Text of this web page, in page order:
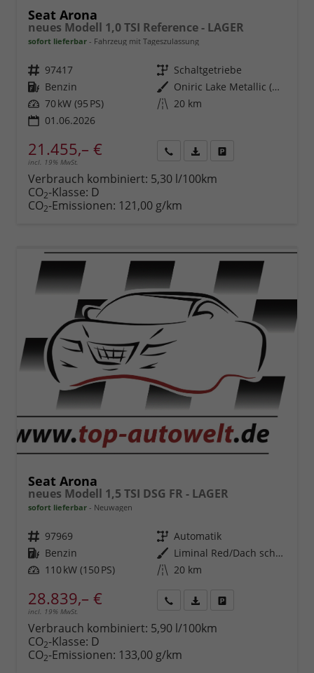
Seat Arona
neues Modell 1,0 TSI Reference - LAGER
sofort lieferbar Fahrzeug mit Tageszulassung
Fahrzeugnr. 97417 Getriebe Schaltgetriebe
Kraftstoff Benzin Außenfarbe
Oniric Lake Metallic (M6)
Leistung 70 kW (95 PS) Kilometerstand 20 km
01.06.2026
21.455,– €
incl. 19% MwSt.
anfordern
Datei,
Verbrauch kombiniert: 5,30 l/100km
CO2-Klasse: D
CO2-Emissionen: 121,00 g/km
Seat Arona
neues Modell 1,5 TSI DSG FR - LAGER
sofort lieferbar Neuwagen
Fahrzeugnr. 97969 Getriebe Automatik
Kraftstoff Benzin Außenfarbe
Liminal Red/Dach schwarz Metallic (S60E)
Leistung 110 kW (150 PS) Kilometerstand 20 km
28.839,– €
incl. 19% MwSt.
anfordern
Datei,
Verbrauch kombiniert: 5,90 l/100km
CO2-Klasse: D
CO2-Emissionen: 133,00 g/km